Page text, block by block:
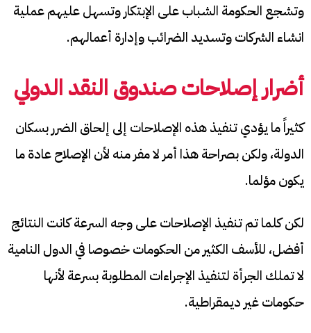
وتشجع الحكومة الشباب على الإبتكار وتسهل عليهم عملية
انشاء الشركات وتسديد الضرائب وإدارة أعمالهم.
أضرار إصلاحات صندوق النقد الدولي
كثيراً ما يؤدي تنفيذ هذه الإصلاحات إلى إلحاق الضرر بسكان
الدولة، ولكن بصراحة هذا أمر لا مفر منه لأن الإصلاح عادة ما
يكون مؤلما.
لكن كلما تم تنفيذ الإصلاحات على وجه السرعة كانت النتائج
أفضل، للأسف الكثير من الحكومات خصوصا في الدول النامية
لا تملك الجرأة لتنفيذ الإجراءات المطلوبة بسرعة لأنها
حكومات غير ديمقراطية.